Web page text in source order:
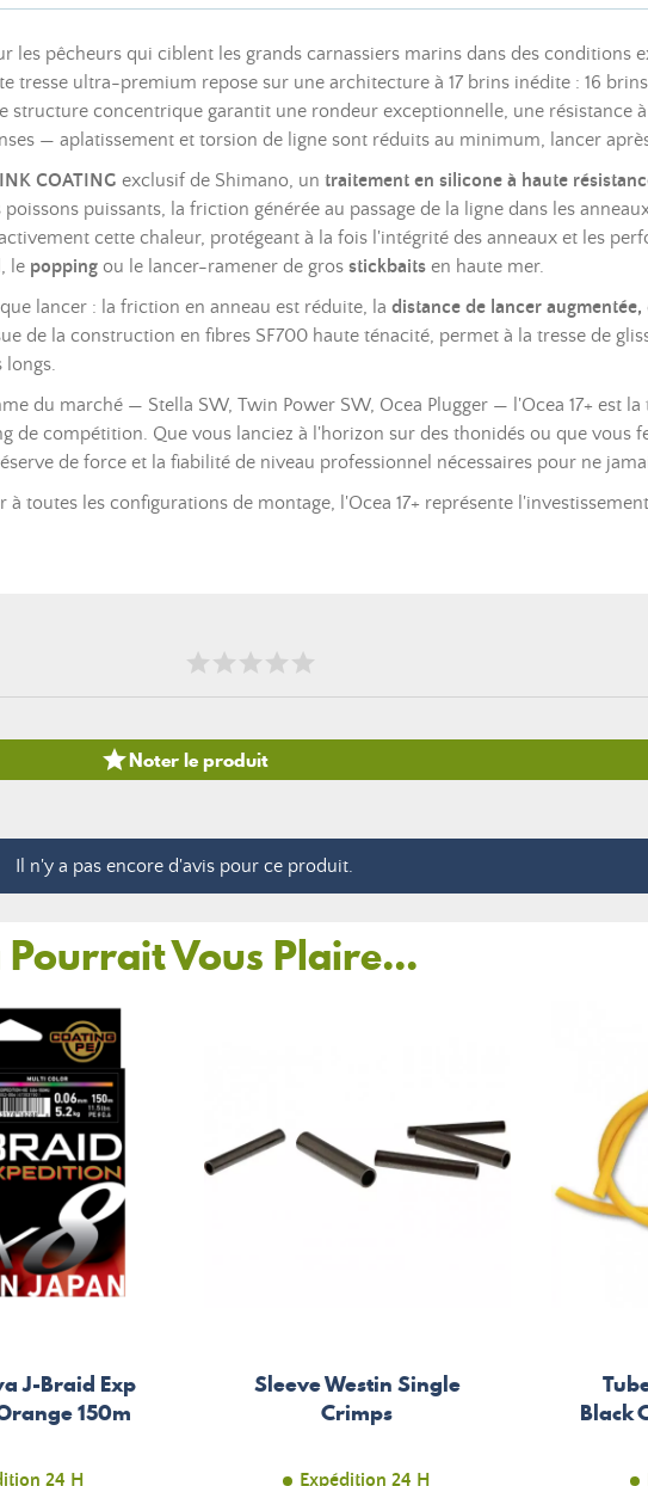
les pêcheurs qui ciblent les grands carnassiers marins dans des conditions
tresse ultra-premium repose sur une architecture à 17 brins inédite : 16
structure concentrique garantit une rondeur exceptionnelle, une résistance
— aplatissement et torsion de ligne sont réduits au minimum, lancer
COATING exclusif de Shimano, un traitement en silicone à haute
puissants, la friction générée au passage de la ligne dans les
cette chaleur, protégeant à la fois l'intégrité des anneaux et les
le popping ou le lancer-ramener de gros stickbaits en haute mer.
lancer : la friction en anneau est réduite, la distance de lancer augmentée,
de la construction en fibres SF700 haute ténacité, permet à la tresse de
longs.
du marché — Stella SW, Twin Power SW, Ocea Plugger — l'Ocea 17+ est
de compétition. Que vous lanciez à l'horizon sur des thonidés ou que vous
de force et la fiabilité de niveau professionnel nécessaires pour ne
à toutes les configurations de montage, l'Ocea 17+ représente
Noter le produit
Il n'y a pas encore d'avis pour ce produit.
Pourrait Vous Plaire...
J-Braid Exp
150m
24 H
Sleeve Westin Single
Crimps
Expédition 24 H
Black